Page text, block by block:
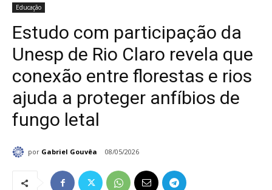
Educação
Estudo com participação da
Unesp de Rio Claro revela que
conexão entre florestas e rios
ajuda a proteger anfíbios de
fungo letal
por Gabriel Gouvêa 08/05/2026